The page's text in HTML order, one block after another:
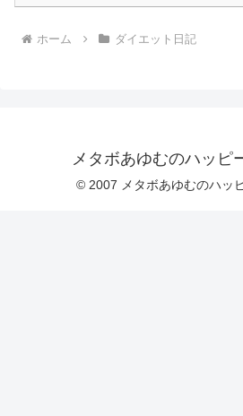
ホーム ダイエット日記
メタボあゆむのハッピ
© 2007 メタボあゆむのハッ